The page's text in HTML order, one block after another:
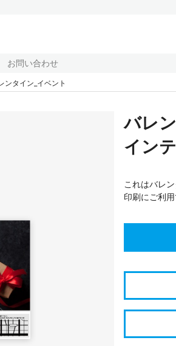
お問い合わせ
ンタイン_イベント
バレ
イン
これはバレ
印刷にご利用